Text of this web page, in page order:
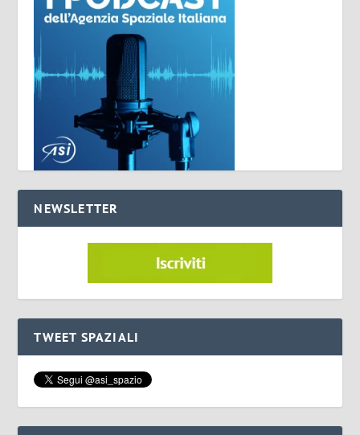
NEWSLETTER
TWEET SPAZIALI